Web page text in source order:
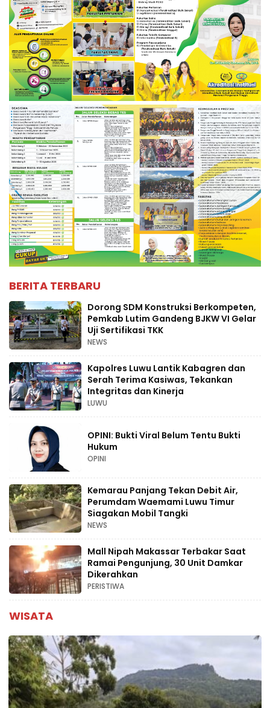
BERITA TERBARU
Dorong SDM Konstruksi Berkompeten,
Pemkab Lutim Gandeng BJKW VI Gelar
Uji Sertifikasi TKK
NEWS
Kapolres Luwu Lantik Kabagren dan
Serah Terima Kasiwas, Tekankan
Integritas dan Kinerja
LUWU
OPINI: Bukti Viral Belum Tentu Bukti
Hukum
OPINI
Kemarau Panjang Tekan Debit Air,
Perumdam Waemami Luwu Timur
Siagakan Mobil Tangki
NEWS
Mall Nipah Makassar Terbakar Saat
Ramai Pengunjung, 30 Unit Damkar
Dikerahkan
PERISTIWA
WISATA